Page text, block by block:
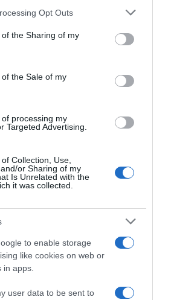
app uses one or more Google
or usage behaviour. You may click to
to Google and its third-party tags to
specified purposes in below Google
Opt Outs
the Sharing of my
the Sale of my
processing my
Targeted Advertising.
Collection, Use,
or Sharing of my
Is Unrelated with the
it was collected.
to enable storage
like cookies on web or
apps.
user data to be sent to